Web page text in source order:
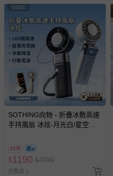
SOTHING向物 - 折疊冰敷高速
手持風扇 冰炫-月光白/星空
52折
$1190 $2290
已售出 1